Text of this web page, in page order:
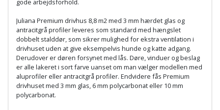
Plastlister
Radonsikring
Rumdeler
Sand
og
grus
Løfteudstyr
Målebånd
Markeringsværktøj
Mejsel
Flisevibrator
Føringsskinne
Forlængerledning
Fugepistol
Fugtmåler
og
kajak
Havemøbler
Havepleje
gode arbejdsforhold.
Juliana Premium drivhus 8,8 m2 med 3 mm hærdet glas og
antracitgrå profiler leveres som standard med hængslet
dobbelt stalddør, som sikrer mulighed for ekstra ventilation i
drivhuset uden at give eksempelvis hunde og katte adgang.
Derudover er døren forsynet med lås. Døre, vinduer og beslag
er alle lakeret i sort farve uanset om man vælger modellen med
aluprofiler eller antracitgrå profiler. Endvidere fås Premium
drivhuset med 3 mm glas, 6 mm polycarbonat eller 10 mm
polycarbonat.